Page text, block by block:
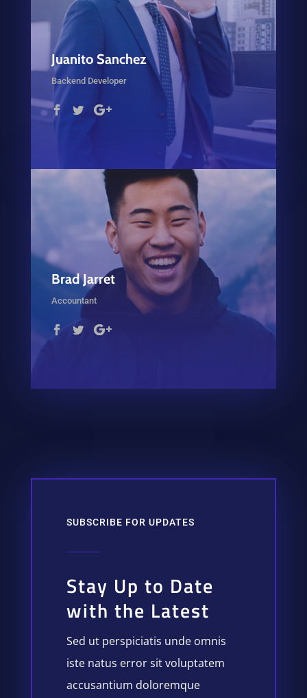
Juanito Sanchez
Backend Developer
Brad Jarret
Accountant
SUBSCRIBE FOR UPDATES
Stay Up to Date
with the Latest
Sed ut perspiciatis unde omnis
iste natus error sit voluptatem
accusantium doloremque